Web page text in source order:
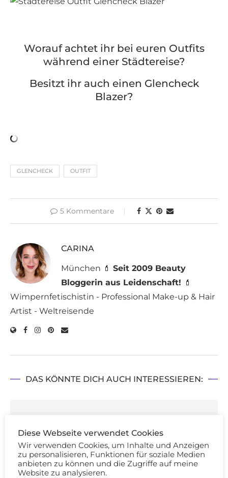
Worauf achtet ihr bei euren Outfits
während einer Städtereise?
Besitzt ihr auch einen Glencheck
Blazer?
GLENCHECK OUTFIT
5 Kommentare
CARINA
München 💄 Seit 2009 Beauty
Bloggerin aus Leidenschaft! 💄
Wimpernfetischistin - Professional Make-up & Hair
Artist - Weltreisende
DAS KÖNNTE DICH AUCH INTERESSIEREN:
Diese Webseite verwendet Cookies
Wir verwenden Cookies, um Inhalte und Anzeigen
zu personalisieren, Funktionen für soziale Medien
anbieten zu können und die Zugriffe auf meine
Website zu analysieren.